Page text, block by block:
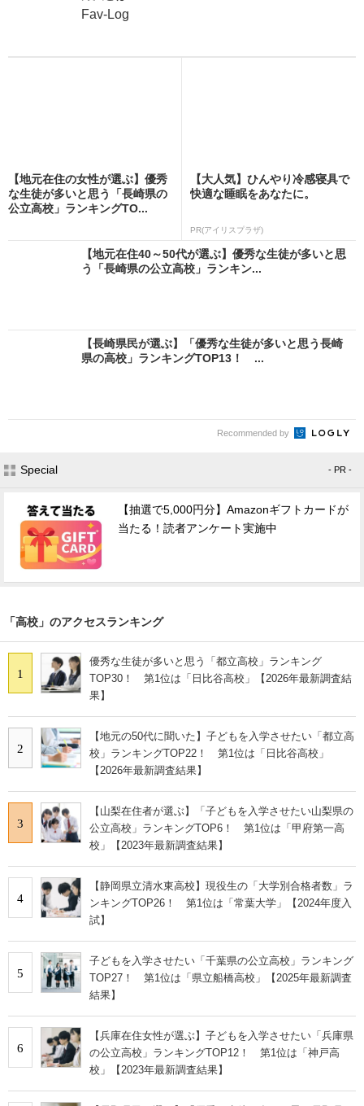
Fav-Log
【地元在住の女性が選ぶ】優秀
な生徒が多いと思う「長崎県の
公立高校」ランキングTO...
【大人気】ひんやり冷感寝具で
快適な睡眠をあなたに。
PR(アイリスプラザ)
【地元在住40～50代が選ぶ】優秀な生徒が多いと思
う「長崎県の公立高校」ランキン...
【長崎県民が選ぶ】「優秀な生徒が多いと思う長崎
県の高校」ランキングTOP13！ ...
Recommended by
Special - PR -
【抽選で5,000円分】Amazonギフトカードが
当たる！読者アンケート実施中
「高校」のアクセスランキング
1
優秀な生徒が多いと思う「都立高校」ランキング
TOP30！ 第1位は「日比谷高校」【2026年最新調査結
果】
2
【地元の50代に聞いた】子どもを入学させたい「都立高
校」ランキングTOP22！ 第1位は「日比谷高校」
【2026年最新調査結果】
3
【山梨在住者が選ぶ】「子どもを入学させたい山梨県の
公立高校」ランキングTOP6！ 第1位は「甲府第一高
校」【2023年最新調査結果】
4
【静岡県立清水東高校】現役生の「大学別合格者数」ラ
ンキングTOP26！ 第1位は「常葉大学」【2024年度入
試】
5
子どもを入学させたい「千葉県の公立高校」ランキング
TOP27！ 第1位は「県立船橋高校」【2025年最新調査
結果】
6
【兵庫在住女性が選ぶ】子どもを入学させたい「兵庫県
の公立高校」ランキングTOP12！ 第1位は「神戸高
校」【2023年最新調査結果】